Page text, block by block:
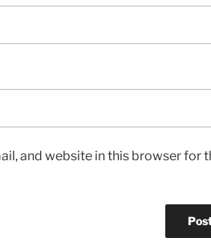
and website in this browser for